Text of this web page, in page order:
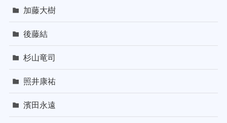
加藤大樹
後藤結
杉山竜司
照井康祐
濱田永遠